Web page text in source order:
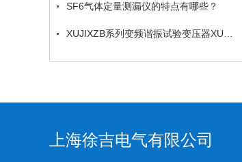
SF6气体定量测漏仪的特点有哪些？
上海徐吉电气有限公司